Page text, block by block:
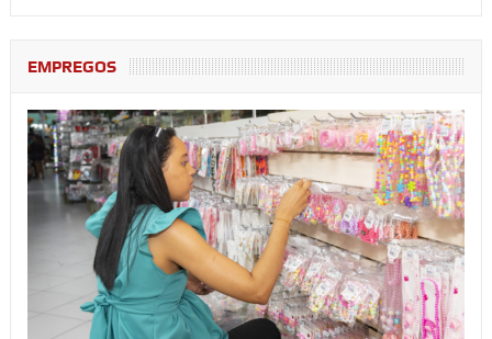
EMPREGOS